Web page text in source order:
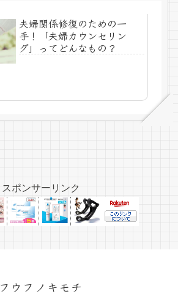
夫婦関係修復のための一
手！「夫婦カウンセリン
グ」ってどんなもの？
スポンサーリンク
フウフノキモチ